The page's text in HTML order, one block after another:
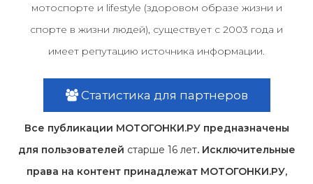
мотоспорте и lifestyle (здоровом образе жизни и
спорте в жизни людей), существует с 2003 года и
имеет репутацию источника информации.
Статистика для партнеров
Все публикации МОТОГОНКИ.РУ предназначены
для пользователей старше 16 лет. Исключительные
права на контент принадлежат МОТОГОНКИ.РУ,